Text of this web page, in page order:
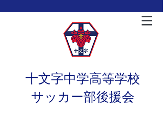
十文字中学高等学校
サッカー部後援会